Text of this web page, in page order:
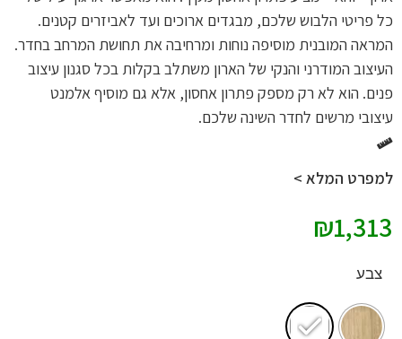
כל פריטי הלבוש שלכם, מבגדים ארוכים ועד לאביזרים קטנים.
המראה המובנית מוסיפה נוחות ומרחיבה את תחושת המרחב בחדר.
העיצוב המודרני והנקי של הארון משתלב בקלות בכל סגנון עיצוב
פנים. הוא לא רק מספק פתרון אחסון, אלא גם מוסיף אלמנט
עיצובי מרשים לחדר השינה שלכם.
למפרט המלא >
₪1,313
צבע